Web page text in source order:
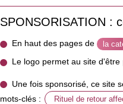
SPONSORISATION :
En haut des pages de la
Le logo permet au site
Une fois sponsorisé, ce site
mots-clés :
Rituel de retour